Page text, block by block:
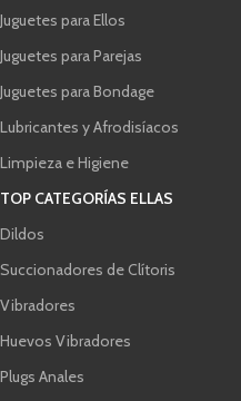
Juguetes para Ellos
Juguetes para Parejas
Juguetes para Bondage
Lubricantes y Afrodisíacos
Limpieza e Higiene
TOP CATEGORÍAS ELLAS
Dildos
Succionadores de Clítoris
Vibradores
Huevos Vibradores
Plugs Anales